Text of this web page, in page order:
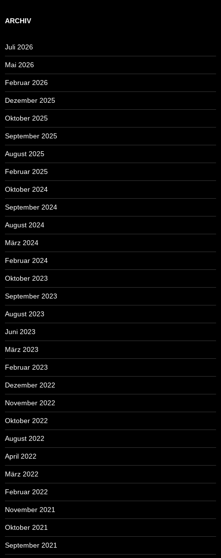
ARCHIV
Juli 2026
Mai 2026
Februar 2026
Dezember 2025
Oktober 2025
September 2025
August 2025
Februar 2025
Oktober 2024
September 2024
August 2024
März 2024
Februar 2024
Oktober 2023
September 2023
August 2023
Juni 2023
März 2023
Februar 2023
Dezember 2022
November 2022
Oktober 2022
August 2022
April 2022
März 2022
Februar 2022
November 2021
Oktober 2021
September 2021